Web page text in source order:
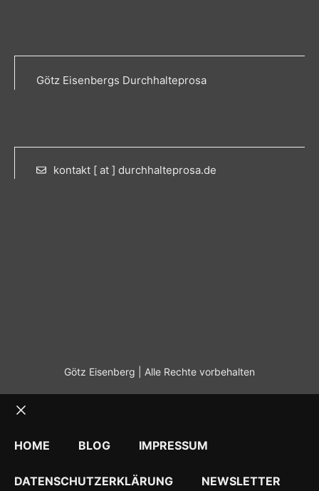
Götz Eisenbergs Durchhalteprosa
kontakt [ at ] durchhalteprosa.de
Götz Eisenberg | Alle Rechte vorbehalten
HOME
BLOG IMPRESSUM
DATENSCHUTZERKLÄRUNG NEWSLETTER